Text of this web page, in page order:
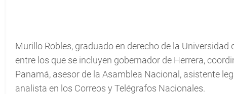
Murillo Robles, graduado en derecho de la
entre los que se incluyen gobernador de Herrera,
Panamá, asesor de la Asamblea Nacional, asistente
analista en los Correos y Telégrafos Nacionales.